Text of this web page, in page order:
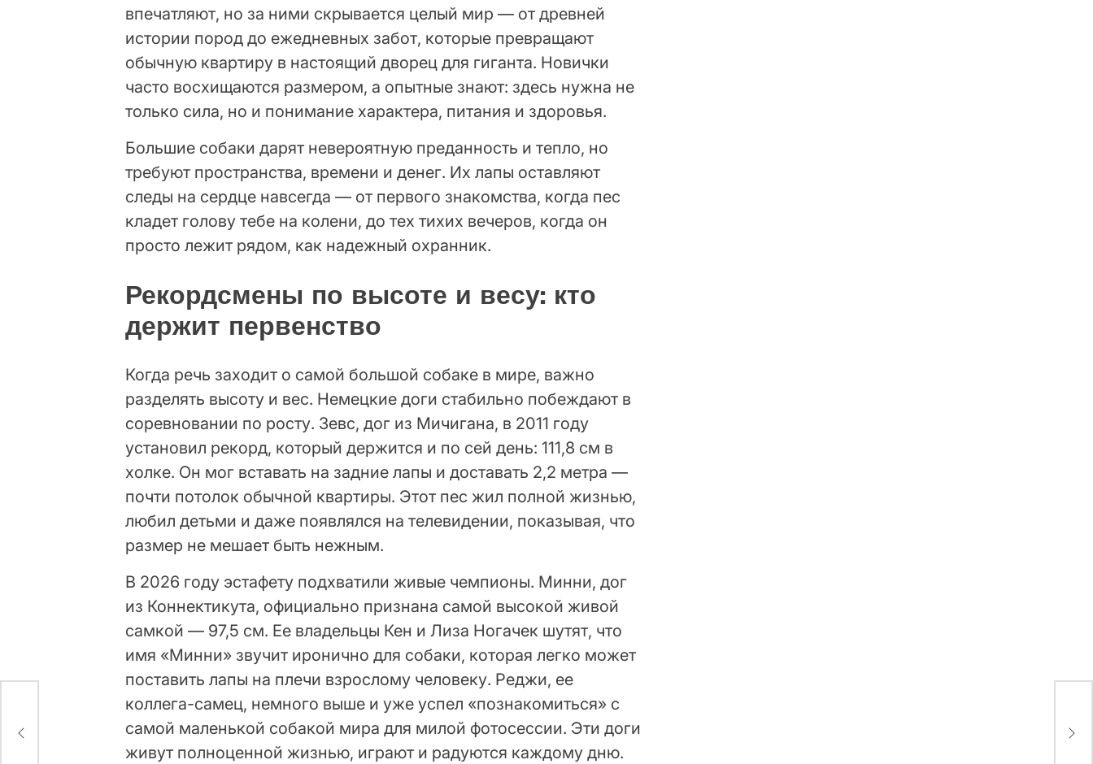
впечатляют, но за ними скрывается целый мир — от древней
истории пород до ежедневных забот, которые превращают
обычную квартиру в настоящий дворец для гиганта. Новички
часто восхищаются размером, а опытные знают: здесь нужна не
только сила, но и понимание характера, питания и здоровья.
Большие собаки дарят невероятную преданность и тепло, но
требуют пространства, времени и денег. Их лапы оставляют
следы на сердце навсегда — от первого знакомства, когда пес
кладет голову тебе на колени, до тех тихих вечеров, когда он
просто лежит рядом, как надежный охранник.
Рекордсмены по высоте и весу: кто
держит первенство
Когда речь заходит о самой большой собаке в мире, важно
разделять высоту и вес. Немецкие доги стабильно побеждают в
соревновании по росту. Зевс, дог из Мичигана, в 2011 году
установил рекорд, который держится и по сей день: 111,8 см в
холке. Он мог вставать на задние лапы и доставать 2,2 метра —
почти потолок обычной квартиры. Этот пес жил полной жизнью,
любил детьми и даже появлялся на телевидении, показывая, что
размер не мешает быть нежным.
В 2026 году эстафету подхватили живые чемпионы. Минни, дог
из Коннектикута, официально признана самой высокой живой
самкой — 97,5 см. Ее владельцы Кен и Лиза Ногачек шутят, что
имя «Минни» звучит иронично для собаки, которая легко может
поставить лапы на плечи взрослому человеку. Реджи, ее
коллега-самец, немного выше и уже успел «познакомиться» с
самой маленькой собакой мира для милой фотосессии. Эти доги
живут полноценной жизнью, играют и радуются каждому дню.